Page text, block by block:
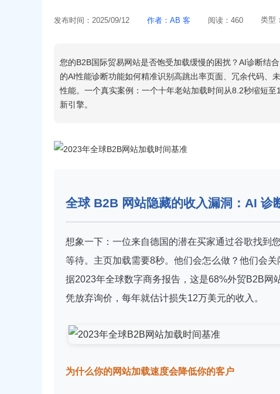
发布时间： 2025/09/12 作者： AB 客 阅读： 460 类型：
您的B2B国际贸易网站是否饱受加载缓慢的困扰？AI诊断结
的AI性能诊断功能如何精准识别高跳出率页面、冗余代码、
性能。一个真实案例：一个十年老站加载时间从8.2秒缩短
新引擎。
全球 B2B 网站隐藏的收入漏洞：AI 诊
想象一下：一位来自德国的潜在买家通过谷歌找
等待。主页加载需要8秒。他们会怎么做？他们会
据2023年全球数字商务报告，这是68%外贸B2B网
凭放弃询价，每年就估计损失12万美元的收入。
为什么你的网站加载速度会降低你的客户